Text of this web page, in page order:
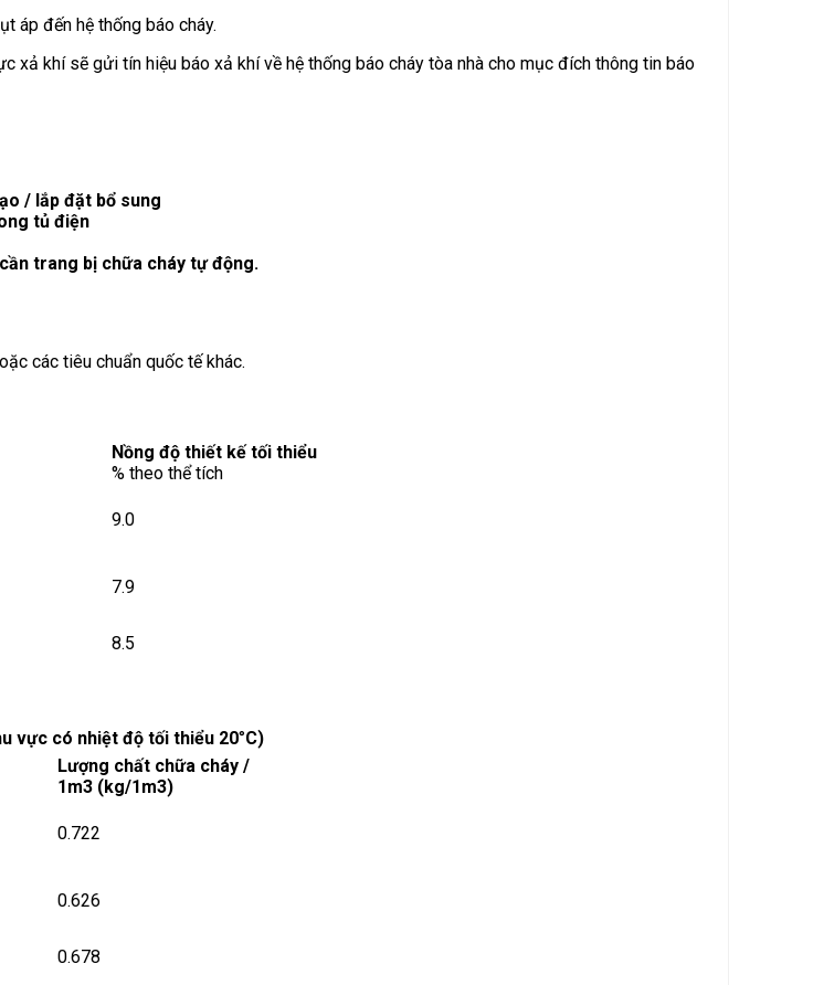
áp đến hệ thống báo cháy.
xả khí sẽ gửi tín hiệu báo xả khí về hệ thống báo cháy tòa nhà cho mục đích thông tin báo
/ lắp đặt bổ sung
tủ điện
trang bị chữa cháy tự động.
các tiêu chuẩn quốc tế khác.
Nồng độ thiết kế tối thiểu
% theo thể tích
9.0
7.9
8.5
vực có nhiệt độ tối thiểu 20°C)
Lượng chất chữa cháy /
1m3 (kg/1m3)
0.722
0.626
0.678